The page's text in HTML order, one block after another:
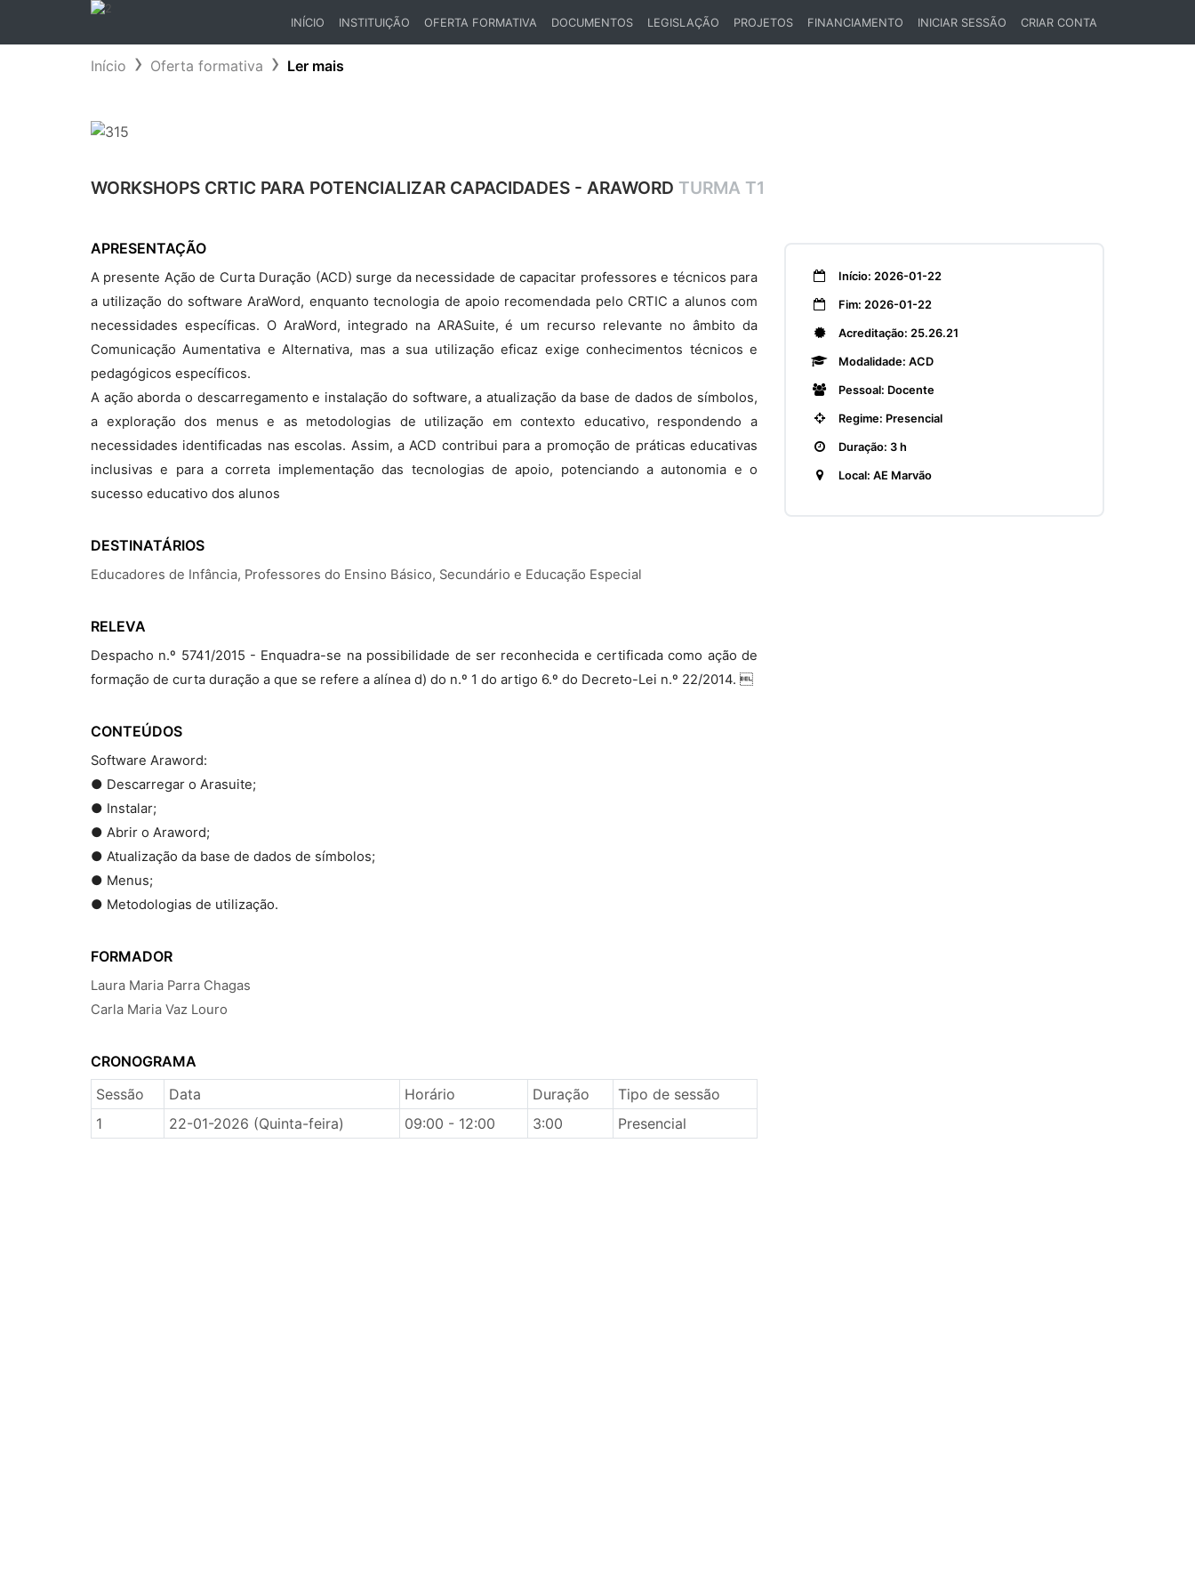
INÍCIO
INSTITUIÇÃO OFERTA FORMATIVA DOCUMENTOS LEGISLAÇÃO PROJETOS FINANCIAMENTO INICIAR SESSÃO CRIAR CONTA
Início Oferta formativa Ler mais
WORKSHOPS CRTIC PARA POTENCIALIZAR CAPACIDADES - ARAWORD TURMA T1
APRESENTAÇÃO
A presente Ação de Curta Duração (ACD) surge da necessidade de capacitar professores e técnicos para
a utilização do software AraWord, enquanto tecnologia de apoio recomendada pelo CRTIC a alunos com
necessidades específicas. O AraWord, integrado na ARASuite, é um recurso relevante no âmbito da
Comunicação Aumentativa e Alternativa, mas a sua utilização eficaz exige conhecimentos técnicos e
pedagógicos específicos.
A ação aborda o descarregamento e instalação do software, a atualização da base de dados de símbolos,
a exploração dos menus e as metodologias de utilização em contexto educativo, respondendo a
necessidades identificadas nas escolas. Assim, a ACD contribui para a promoção de práticas educativas
inclusivas e para a correta implementação das tecnologias de apoio, potenciando a autonomia e o
sucesso educativo dos alunos
DESTINATÁRIOS
Educadores de Infância, Professores do Ensino Básico, Secundário e Educação Especial
RELEVA
Despacho n.º 5741/2015 - Enquadra-se na possibilidade de ser reconhecida e certificada como ação de
formação de curta duração a que se refere a alínea d) do n.º 1 do artigo 6.º do Decreto-Lei n.º 22/2014. 
CONTEÚDOS
Software Araword:
● Descarregar o Arasuite;
● Instalar;
● Abrir o Araword;
● Atualização da base de dados de símbolos;
● Menus;
● Metodologias de utilização.
FORMADOR
Laura Maria Parra Chagas
Carla Maria Vaz Louro
CRONOGRAMA
Sessão
Data Horário Duração
Tipo de sessão
1
22-01-2026 (Quinta-feira) 09:00 - 12:00 3:00 Presencial
Início: 2026-01-22
Fim: 2026-01-22
Acreditação: 25.26.21
Modalidade: ACD
Pessoal: Docente
Regime: Presencial
Duração: 3 h
Local: AE Marvão